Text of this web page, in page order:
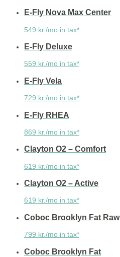
E-Fly Nova Max Center
549 kr./mo in tax*
E-Fly Deluxe
559 kr./mo in tax*
E-Fly Vela
729 kr./mo in tax*
E-Fly RHEA
869 kr./mo in tax*
Clayton O2 – Comfort
619 kr./mo in tax*
Clayton O2 – Active
619 kr./mo in tax*
Coboc Brooklyn Fat Raw
799 kr./mo in tax*
Coboc Brooklyn Fat